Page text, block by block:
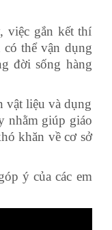
việc gắn kết thí
thể vận dụng
đời sống hàng
vật liệu và dụng
nhằm giúp giáo
khăn về cơ sở
ý của các em